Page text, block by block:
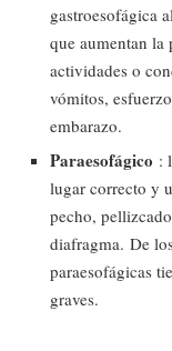
gastroesofágica
que aumentan la
actividades o
vómitos,
embarazo.
Paraesofágico :
lugar correcto y
pecho,
diafragma. De
paraesofágicas
graves.